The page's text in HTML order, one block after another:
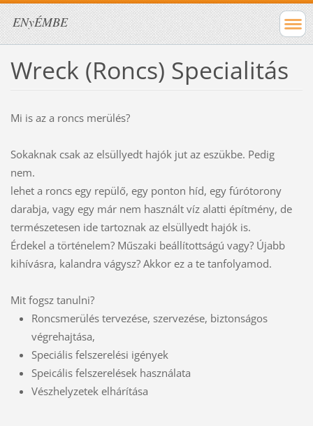
ENyÉMBE
Wreck (Roncs) Specialitás
Mi is az a roncs merülés?
Sokaknak csak az elsüllyedt hajók jut az eszükbe. Pedig
nem.
lehet a roncs egy repülő, egy ponton híd, egy fúrótorony
darabja, vagy egy már nem használt víz alatti építmény, de
természetesen ide tartoznak az elsüllyedt hajók is.
Érdekel a történelem? Műszaki beállítottságú vagy? Újabb
kihívásra, kalandra vágysz? Akkor ez a te tanfolyamod.
Mit fogsz tanulni?
Roncsmerülés tervezése, szervezése, biztonságos
végrehajtása,
Speciális felszerelési igények
Speicális felszerelések használata
Vészhelyzetek elhárítása